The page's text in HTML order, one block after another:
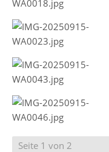
Seite 1 von 2